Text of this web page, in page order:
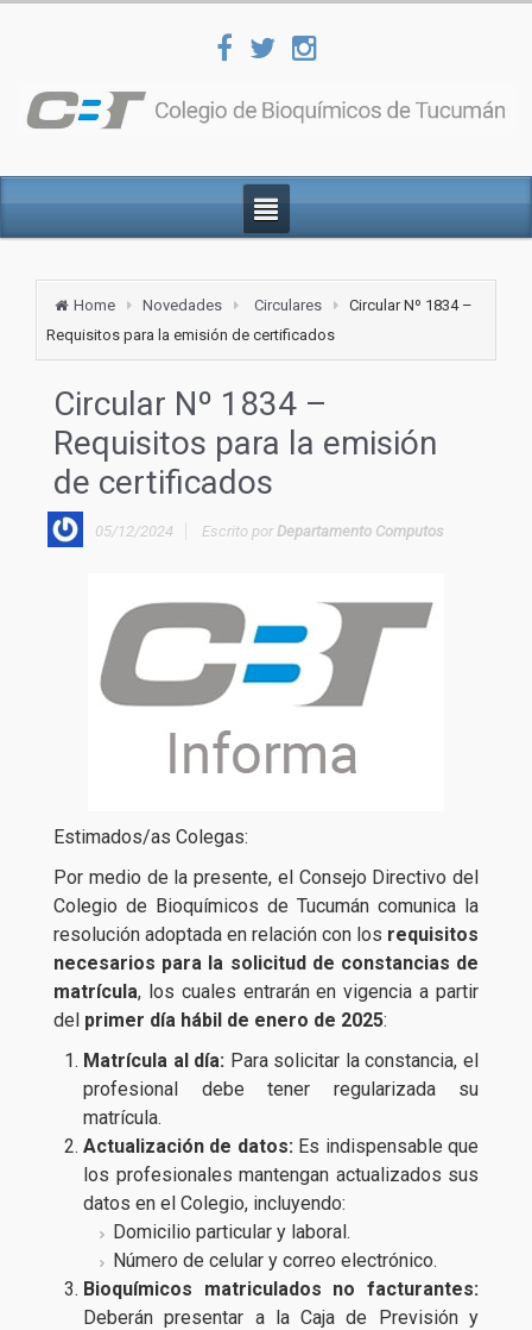
Home Novedades Circulares
Circular Nº 1834 –
Requisitos para la emisión de certificados
Circular Nº 1834 –
Requisitos para la emisión
de certificados
05/12/2024 Escrito por Departamento Computos
Estimados/as Colegas:
Por medio de la presente, el Consejo Directivo del
Colegio de Bioquímicos de Tucumán comunica la
resolución adoptada en relación con los requisitos
necesarios para la solicitud de constancias de
matrícula, los cuales entrarán en vigencia a partir
del primer día hábil de enero de 2025:
Matrícula al día: Para solicitar la constancia, el
profesional debe tener regularizada su
matrícula.
Actualización de datos: Es indispensable que
los profesionales mantengan actualizados sus
datos en el Colegio, incluyendo:
Domicilio particular y laboral.
Número de celular y correo electrónico.
Bioquímicos matriculados no facturantes:
Deberán presentar a la Caja de Previsión y